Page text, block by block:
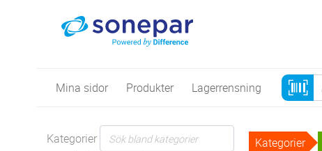
Mina sidor Produkter Lagerrensning
Kategorier Kategorier